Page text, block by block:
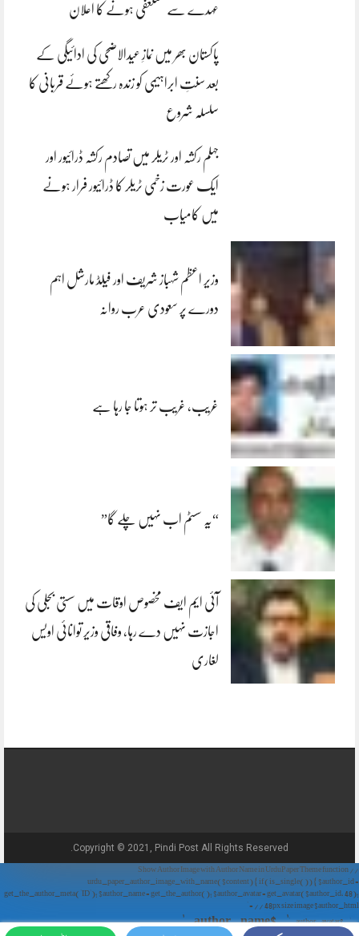
عہدے سے مستعفی ہونے کا اعلان
پاکستان بھر میں نمازِ عیدالاضحی کی ادائیگی کے
بعد سنتِ ابراہیمی کو زندہ رکھتے ہوئے قربانی کا
سلسلہ شروع
جہلم رکشہ اور ٹریلر میں تصادم رکشہ ڈرائیور اور
ایک عورت زخمی ٹریلر کا ڈرائیور فرار ہونے
میں کامیاب
وزیر اعظم شہباز شریف اور فیلڈ مارشل اہم
دورے پر سعودی عرب روانہ
غریب، غریب تر ہوتا جا رہا ہے
“یہ سسٹم اب نہیں چلے گا”
آئی ایم ایف مخصوص اوقات میں سستی بجلی کی
اجازت نہیں دے رہا، وفاقی وزیر توانائی اویس
لغاری
Copyright © 2021, Pindi Post All Rights Reserved.
// Show Author Image with Author Name in UrduPaper Theme function
urdu_paper_author_image_with_name($content) { if (is_single()) { $author_id =
get_the_author_meta('ID'); $author_name = get_the_author(); $author_avatar = get_avatar($author_id, 48);
// 48px size image $author_html = '
' . $author_avatar . '
' . $author_name . '